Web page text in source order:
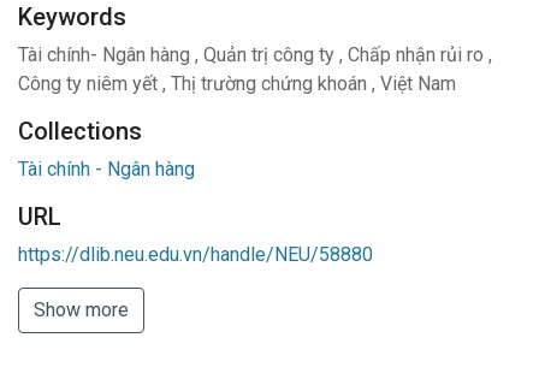
Keywords
Tài chính- Ngân hàng , Quản trị công ty , Chấp nhận rủi ro ,
Công ty niêm yết , Thị trường chứng khoán , Việt Nam
Collections
Tài chính - Ngân hàng
URL
https://dlib.neu.edu.vn/handle/NEU/58880
Show more